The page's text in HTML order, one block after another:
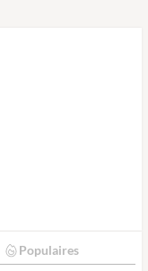
Populaires